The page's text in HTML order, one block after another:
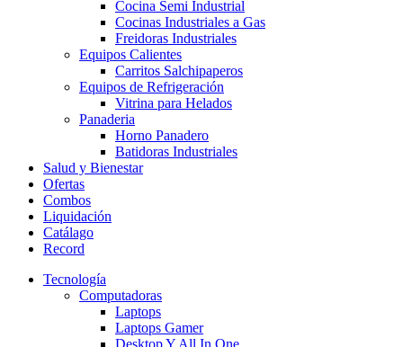
Cocina Semi Industrial
Cocinas Industriales a Gas
Freidoras Industriales
Equipos Calientes
Carritos Salchipaperos
Equipos de Refrigeración
Vitrina para Helados
Panaderia
Horno Panadero
Batidoras Industriales
Salud y Bienestar
Ofertas
Combos
Liquidación
Catálago
Record
Tecnología
Computadoras
Laptops
Laptops Gamer